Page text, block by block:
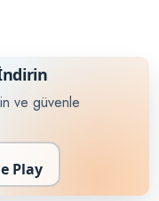
ve güvenle
Play